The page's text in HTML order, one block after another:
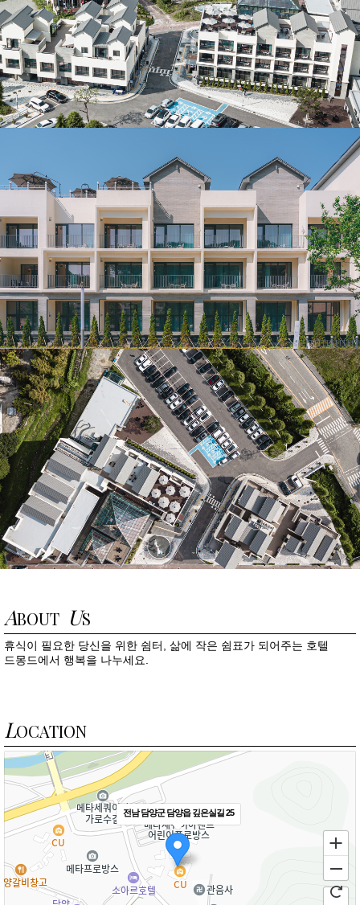
ABOUT US
휴식이 필요한 당신을 위한 쉼터, 삶에 작은 쉼표가 되어주는 호텔
드몽드에서 행복을 나누세요.
LOCATION
전남 담양군 담양읍 깊은실길 25